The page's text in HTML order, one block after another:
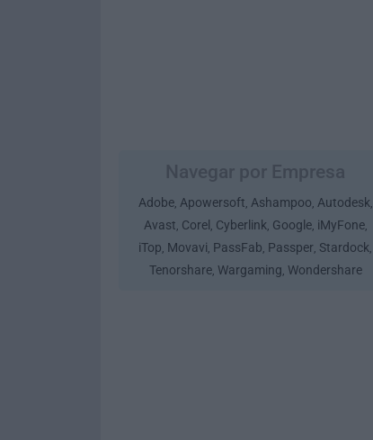
Adobe, Apowersoft, Ashampoo, Autodesk,
Avast, Corel , Cyberlink, Google, iMyFone,
iTop, Movavi, PassFab, Passper, Stardock,
Tenorshare, Wargaming, Wondershare